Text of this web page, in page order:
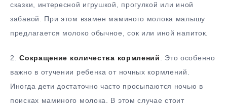
сказки, интересной игрушкой, прогулкой или иной
забавой. При этом взамен маминого молока малышу
предлагается молоко обычное, сок или иной напиток.
2.​Сокращение количества кормлений
. Это особенно
важно в отучении ребенка от ночных кормлений.
Иногда дети достаточно часто просыпаются ночью в
поисках маминого молока. В этом случае стоит